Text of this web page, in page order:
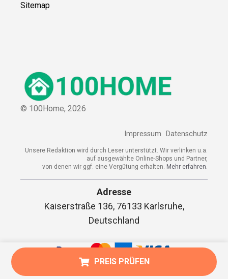
PREIS PRÜFEN
Sitemap
© 100Home, 2026
Impressum Datenschutz
Unsere Redaktion wird durch Leser unterstützt. Wir verlinken u.a.
auf ausgewählte Online-Shops und Partner,
von denen wir ggf. eine Vergütung erhalten. Mehr erfahren.
Adresse
Kaiserstraße 136, 76133 Karlsruhe,
Deutschland